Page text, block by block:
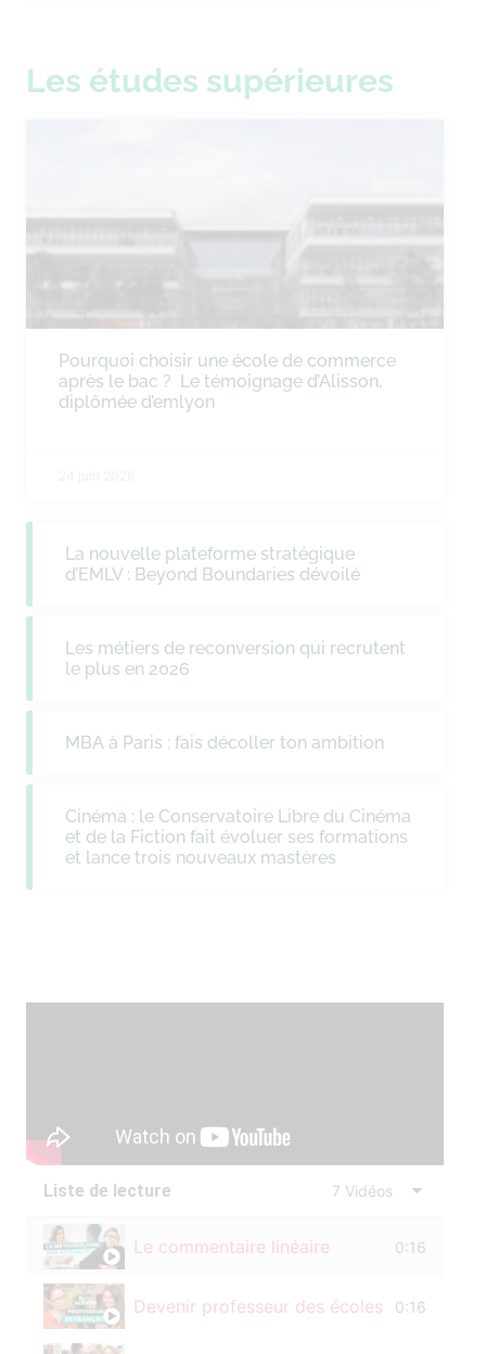
Les études supérieures
Pourquoi choisir une école de commerce
après le bac ? Le témoignage d’Alisson,
diplômée d’emlyon
La nouvelle plateforme stratégique
d’EMLV : Beyond Boundaries dévoilé
Les métiers de reconversion qui recrutent
le plus en 2026
MBA à Paris : fais décoller ton ambition
Cinéma : le Conservatoire Libre du Cinéma
et de la Fiction fait évoluer ses formations
et lance trois nouveaux mastères
Liste de lecture 7 Vidéos
Le commentaire linéaire 0:16
Devenir professeur des écoles 0:16